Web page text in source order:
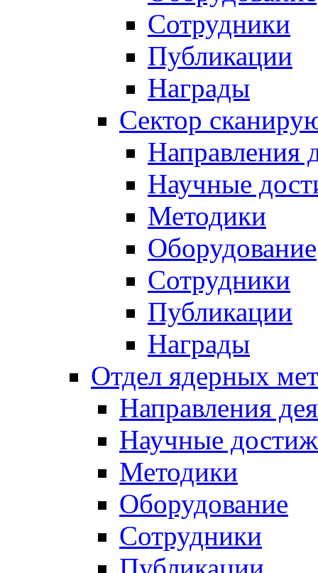
Сотрудники
Публикации
Награды
Сектор
Направления
Научные
Методики
Оборудование
Сотрудники
Публикации
Награды
Отдел ядерных
Направления
Научные
Методики
Оборудование
Сотрудники